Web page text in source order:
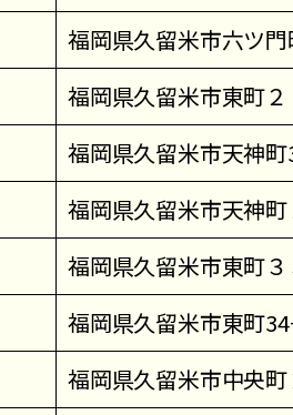
福岡県久留米市六ツ門
福岡県久留米市東町２
福岡県久留米市天神町
福岡県久留米市天神町
福岡県久留米市東町３
福岡県久留米市東町
福岡県久留米市中央町